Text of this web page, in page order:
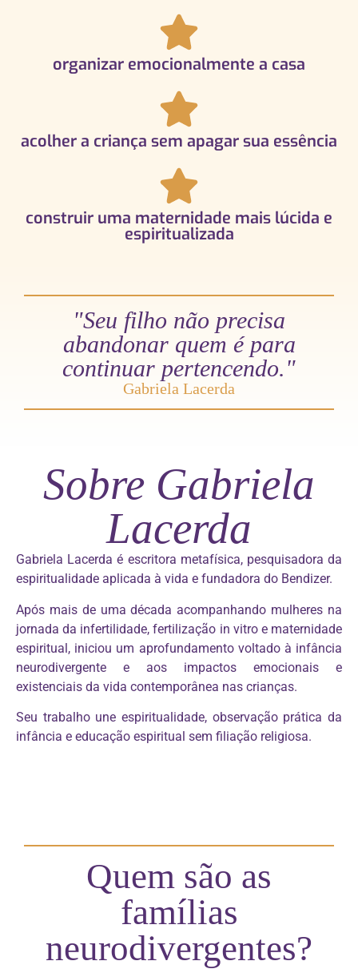
organizar emocionalmente a casa
acolher a criança sem apagar sua essência
construir uma maternidade mais lúcida e
espiritualizada
"Seu filho não precisa
abandonar quem é para
continuar pertencendo."
Gabriela Lacerda
Sobre Gabriela
Lacerda
Gabriela Lacerda é escritora metafísica, pesquisadora da
espiritualidade aplicada à vida e fundadora do Bendizer.
Após mais de uma década acompanhando mulheres na
jornada da infertilidade, fertilização in vitro e maternidade
espiritual, iniciou um aprofundamento voltado à infância
neurodivergente e aos impactos emocionais e
existenciais da vida contemporânea nas crianças.
Seu trabalho une espiritualidade, observação prática da
infância e educação espiritual sem filiação religiosa.
Quem são as
famílias
neurodivergentes?